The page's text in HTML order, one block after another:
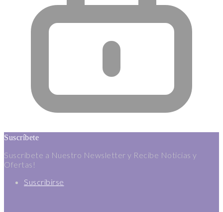
Suscríbete
Suscríbete a Nuestro Newsletter y Recibe Noticias y
Ofertas!
Suscribirse